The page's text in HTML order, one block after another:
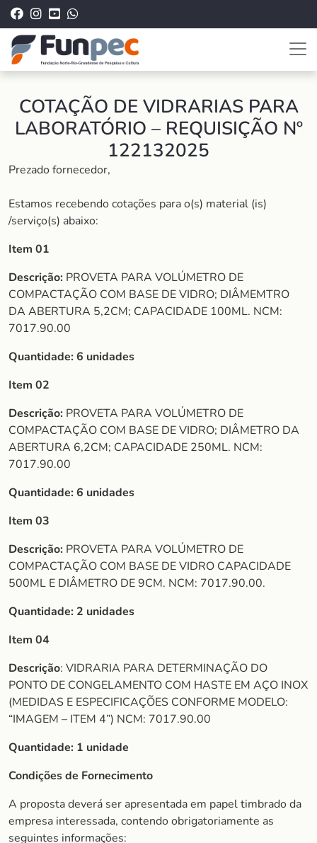
COTAÇÃO DE VIDRARIAS PARA
LABORATÓRIO – REQUISIÇÃO Nº
122132025
Prezado fornecedor,
Estamos recebendo cotações para o(s) material (is)
/serviço(s) abaixo:
Item 01
Descrição: PROVETA PARA VOLÚMETRO DE
COMPACTAÇÃO COM BASE DE VIDRO; DIÂMEMTRO
DA ABERTURA 5,2CM; CAPACIDADE 100ML. NCM:
7017.90.00
Quantidade:6 unidades
Item 02
Descrição: PROVETA PARA VOLÚMETRO DE
COMPACTAÇÃO COM BASE DE VIDRO; DIÂMETRO DA
ABERTURA 6,2CM; CAPACIDADE 250ML. NCM:
7017.90.00
Quantidade:6 unidades
Item 03
Descrição: PROVETA PARA VOLÚMETRO DE
COMPACTAÇÃO COM BASE DE VIDRO CAPACIDADE
500ML E DIÂMETRO DE 9CM. NCM: 7017.90.00.
Quantidade: 2 unidades
Item 04
Descrição: VIDRARIA PARA DETERMINAÇÃO DO
PONTO DE CONGELAMENTO COM HASTE EM AÇO INOX
(MEDIDAS E ESPECIFICAÇÕES CONFORME MODELO:
“IMAGEM – ITEM 4”) NCM: 7017.90.00
Quantidade: 1 unidade
Condições de Fornecimento
A proposta deverá ser apresentada em papel timbrado da
empresa interessada, contendo obrigatoriamente as
seguintes informações: